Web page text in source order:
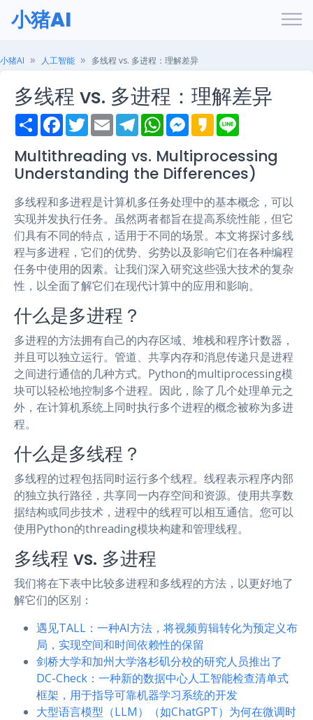
小猪AI
小猪AI 人工智能 多线程 vs. 多进程：理解差异
多线程 vs. 多进程：理解差异
S
h
r
e
F
a
e
b
o
k
T
w
t
t
e
E
m
i
l
T
e
e
g
r
m
W
h
t
s
A
p
M
e
s
e
n
e
r
K
a
a
o
e
Multithreading vs. Multiprocessing
Understanding the Differences)
多线程和多进程是计算机多任务处理中的基本概念，可以
实现并发执行任务。虽然两者都旨在提高系统性能，但它
们具有不同的特点，适用于不同的场景。本文将探讨多线
程与多进程，它们的优势、劣势以及影响它们在各种编程
任务中使用的因素。让我们深入研究这些强大技术的复杂
性，以全面了解它们在现代计算中的应用和影响。
什么是多进程？
多进程的方法拥有自己的内存区域、堆栈和程序计数器，
并且可以独立运行。管道、共享内存和消息传递只是进程
之间进行通信的几种方式。Python的multiprocessing模
块可以轻松地控制多个进程。因此，除了几个处理单元之
外，在计算机系统上同时执行多个进程的概念被称为多进
程。
什么是多线程？
多线程的过程包括同时运行多个线程。线程表示程序内部
的独立执行路径，共享同一内存空间和资源。使用共享数
据结构或同步技术，进程中的线程可以相互通信。您可以
使用Python的threading模块构建和管理线程。
多线程 vs. 多进程
我们将在下表中比较多进程和多线程的方法，以更好地了
解它们的区别：
遇见TALL：一种AI方法，将视频剪辑转化为预定义布
局，实现空间和时间依赖性的保留
剑桥大学和加州大学洛杉矶分校的研究人员推出了
DC-Check：一种新的数据中心人工智能检查清单式
框架，用于指导可靠机器学习系统的开发
大型语言模型（LLM）（如ChatGPT）为何在微调时